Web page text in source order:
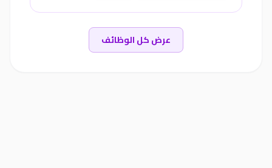
عرض كل الوظائف